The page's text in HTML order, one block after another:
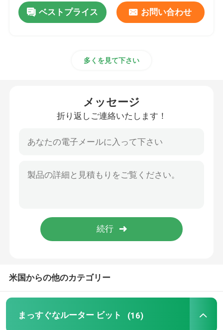
引用を要求しなさい
ベストプライス お問い合わせ
多くを見て下さい
メッセージ
折り返しご連絡いたします！
米国からの他のカテゴリー
まっすぐなルーター ビット (16)